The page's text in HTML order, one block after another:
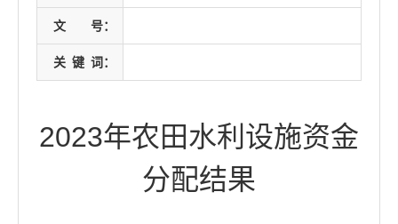
文 号：
关 键 词：
2023年农田水利设施资金
分配结果